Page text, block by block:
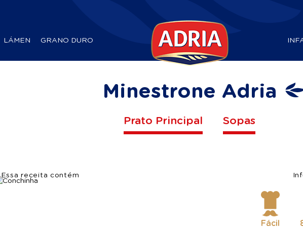
LÁMEN GRANO DURO
Minestrone Adria
Prato Principal Sopas
Essa receita contém
Fácil